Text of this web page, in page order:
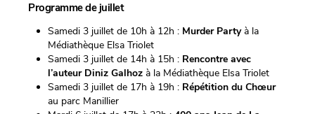
Programme de juillet
Samedi 3 juillet de 10h à 12h : Murder Partyà la
Médiathèque Elsa Triolet
Samedi 3 juillet de 14h à 15h : Rencontre avec
l’auteur Diniz Galhoz à la Médiathèque Elsa Triolet
Samedi 3 juillet de 17h à 19h : Répétition du Chœur
au parc Manillier